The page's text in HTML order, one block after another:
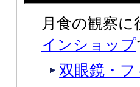
月食の観察に
インショップ
双眼鏡・